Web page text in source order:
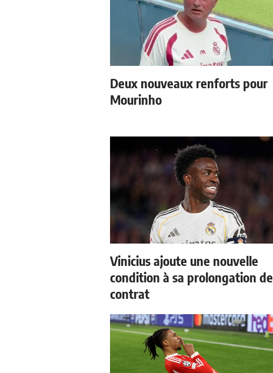
Deux nouveaux renforts pour
Mourinho
Vinicius ajoute une nouvelle
condition à sa prolongation de
contrat